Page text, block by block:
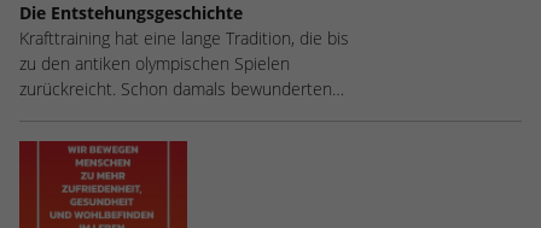
Die Entstehungsgeschichte
Krafttraining hat eine lange Tradition, die bis
zu den antiken olympischen Spielen
zurückreicht. Schon damals bewunderten…